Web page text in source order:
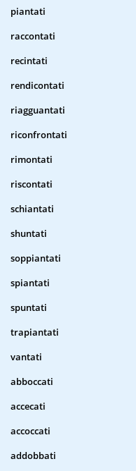
piantati
raccontati
recintati
rendicontati
riagguantati
riconfrontati
rimontati
riscontati
schiantati
shuntati
soppiantati
spiantati
spuntati
trapiantati
vantati
abboccati
accecati
accoccati
addobbati